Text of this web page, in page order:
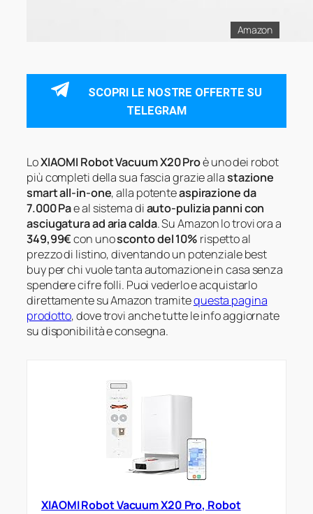
Amazon
SCOPRI LE NOSTRE OFFERTE SU
TELEGRAM
LoXIAOMI Robot Vacuum X20 Proè uno dei robot
più completi della sua fascia grazie allastazione
smart all-in-one, alla potenteaspirazione da
7.000 Pae al sistema diauto-pulizia panni con
asciugatura ad aria calda. Su Amazon lo trovi ora a
349,99€con unosconto del 10% rispetto al
prezzo di listino, diventando un potenziale best
buy per chi vuole tanta automazione in casa senza
spendere cifre folli. Puoi vederlo e acquistarlo
direttamente su Amazon tramitequesta pagina
prodotto, dove trovi anche tutte le info aggiornate
su disponibilità e consegna.
XIAOMI Robot Vacuum X20 Pro, Robot